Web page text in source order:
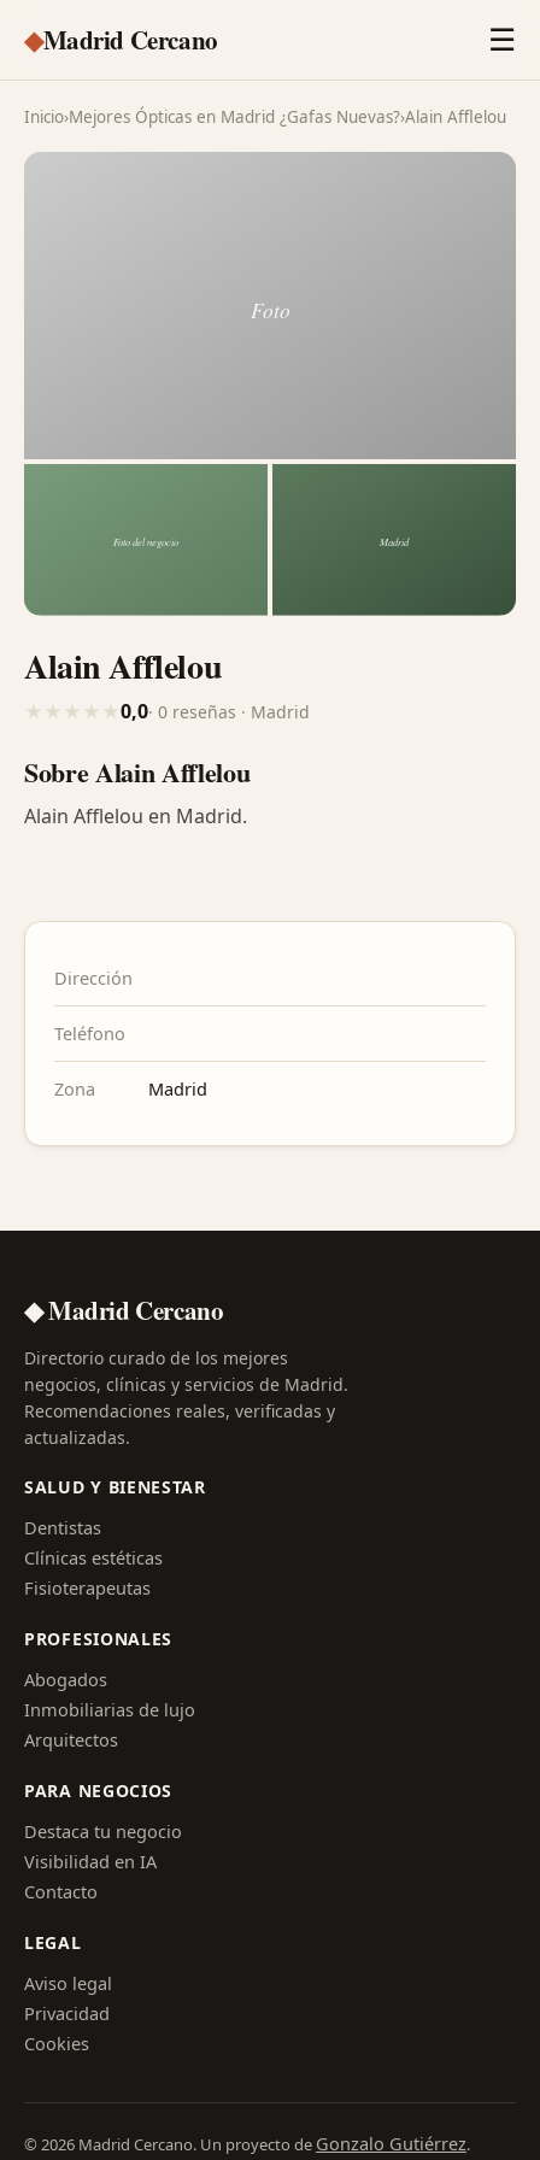
◆Madrid Cercano ☰
Inicio›Mejores Ópticas en Madrid ¿Gafas Nuevas?›Alain Afflelou
Alain Afflelou
★ ★ ★ ★ ★0,0· 0 reseñas · Madrid
Sobre Alain Afflelou
Alain Afflelou en Madrid.
Dirección
Teléfono
Zona Madrid
◆ Madrid Cercano
Directorio curado de los mejores
negocios, clínicas y servicios de Madrid.
Recomendaciones reales, verificadas y
actualizadas.
SALUD Y BIENESTAR
Dentistas
Clínicas estéticas
Fisioterapeutas
PROFESIONALES
Abogados
Inmobiliarias de lujo
Arquitectos
PARA NEGOCIOS
Destaca tu negocio
Visibilidad en IA
Contacto
LEGAL
Aviso legal
Privacidad
Cookies
© 2026 Madrid Cercano. Un proyecto de Gonzalo Gutiérrez.